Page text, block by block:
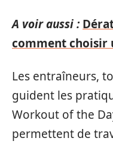
A voir aussi :
comment choisir
Les entraîneurs,
guident les
Workout of the
permettent de